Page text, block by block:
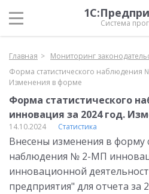
Система
Главная Мониторинг
Форма статистического наблюдения
Изменения в форме
Форма статистического
инновация за 2024 год.
14.10.2024 Статистика
Внесены изменения в форму
наблюдения № 2-МП
инновационной
предприятия" для отчета за